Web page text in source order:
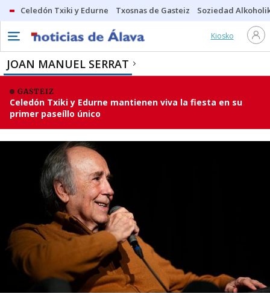
Celedón Txiki y Edurne Txosnas de Gasteiz Soziedad
Kiosko
JOAN MANUEL SERRAT
GASTEIZ
Celedón Txiki y Edurne mantienen viva la fiesta en su
primer paseíllo único